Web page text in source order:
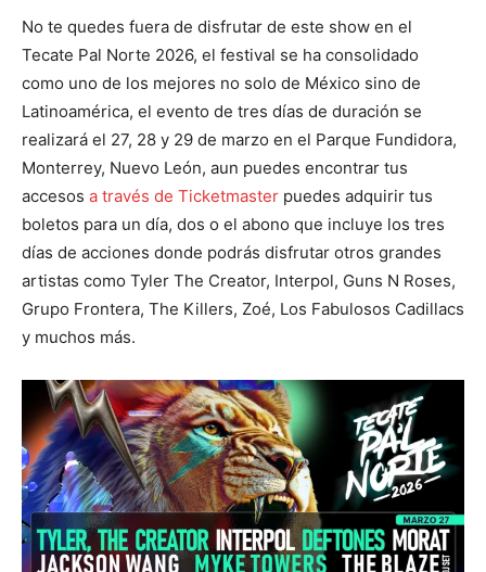
No te quedes fuera de disfrutar de este show en el
Tecate Pal Norte 2026, el festival se ha consolidado
como uno de los mejores no solo de México sino de
Latinoamérica, el evento de tres días de duración se
realizará el 27, 28 y 29 de marzo en el Parque Fundidora,
Monterrey, Nuevo León, aun puedes encontrar tus
accesos a través de Ticketmaster puedes adquirir tus
boletos para un día, dos o el abono que incluye los tres
días de acciones donde podrás disfrutar otros grandes
artistas como Tyler The Creator, Interpol, Guns N Roses,
Grupo Frontera, The Killers, Zoé, Los Fabulosos Cadillacs
y muchos más.